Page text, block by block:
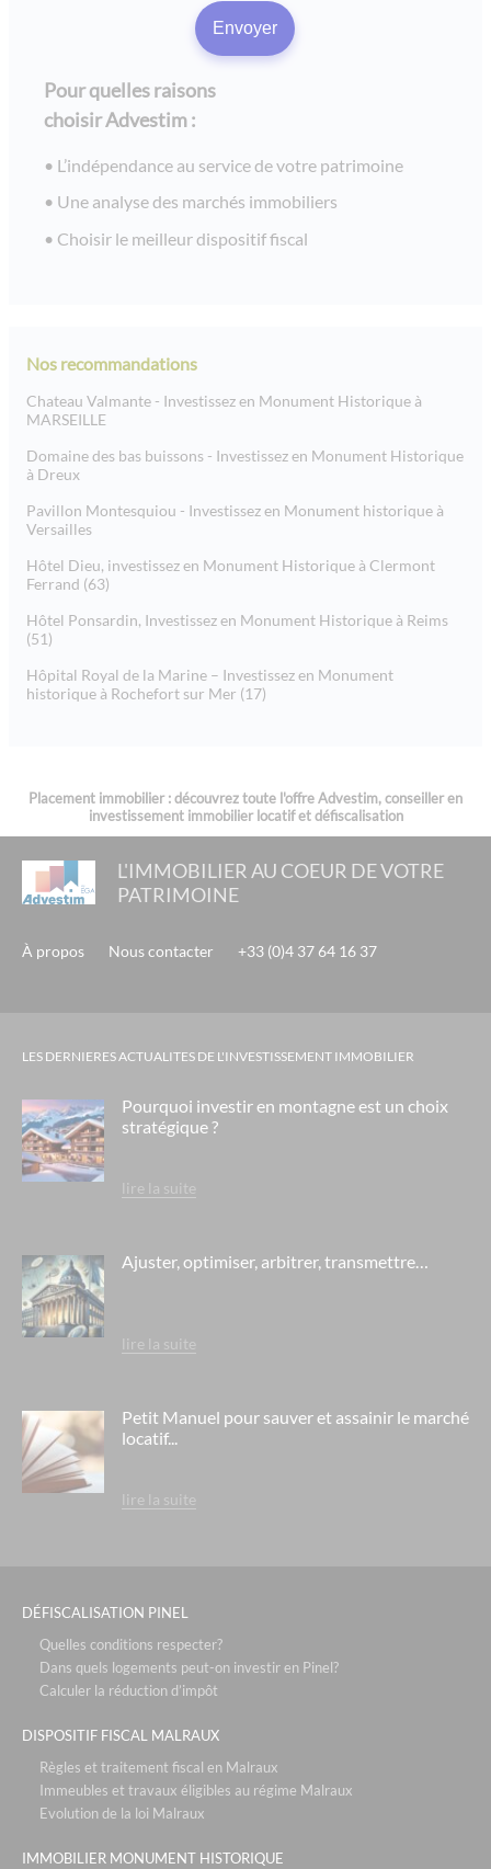
Pour quelles raisons
choisir Advestim :
L’indépendance au service de votre patrimoine
Une analyse des marchés immobiliers
Choisir le meilleur dispositif fiscal
Nos recommandations
Chateau Valmante - Investissez en Monument Historique à
MARSEILLE
Domaine des bas buissons - Investissez en Monument Historique
à Dreux
Pavillon Montesquiou - Investissez en Monument historique à
Versailles
Hôtel Dieu, investissez en Monument Historique à Clermont
Ferrand (63)
Hôtel Ponsardin, Investissez en Monument Historique à Reims
(51)
Hôpital Royal de la Marine – Investissez en Monument
historique à Rochefort sur Mer (17)
Placement immobilier : découvrez toute l'offre Advestim, conseiller en
investissement immobilier locatif et défiscalisation
L'IMMOBILIER AU COEUR DE VOTRE
PATRIMOINE
À propos Nous contacter +33 (0)4 37 64 16 37
LES DERNIERES ACTUALITES DE L'INVESTISSEMENT IMMOBILIER
Pourquoi investir en montagne est un choix
stratégique ?
lire la suite
Ajuster, optimiser, arbitrer, transmettre…
lire la suite
Petit Manuel pour sauver et assainir le marché
locatif...
lire la suite
DÉFISCALISATION PINEL
Quelles conditions respecter?
Dans quels logements peut-on investir en Pinel?
Calculer la réduction d’impôt
DISPOSITIF FISCAL MALRAUX
Règles et traitement fiscal en Malraux
Immeubles et travaux éligibles au régime Malraux
Evolution de la loi Malraux
IMMOBILIER MONUMENT HISTORIQUE